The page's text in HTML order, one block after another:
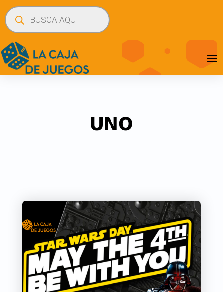
Búsqueda
de
productos
UNO